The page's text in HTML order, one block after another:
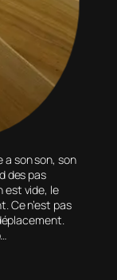
a son son, son
des pas
est vide, le
Ce n’est pas